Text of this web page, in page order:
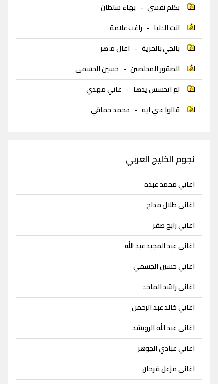
بكلم نفسي - بهاء سلطان
انت الدنيا - راغب علامة
بالجي بالحرية - امال ماهر
الصقور المخلصين - حسين الجسمي
لم اتحسس يدها - غاني مهدي
قالوا عني ايه - محمد حماقي
نجوم الخليج العربي
اغاني محمد عبده
اغاني طلال مداح
اغاني رابح صقر
اغاني عبد المجيد عبد الله
اغاني حسين الجسمي
اغاني راشد الماجد
اغاني خالد عبد الرحمن
اغاني عبد الله الرويشد
اغاني عبادي الجوهر
اغاني مزعل فرحان